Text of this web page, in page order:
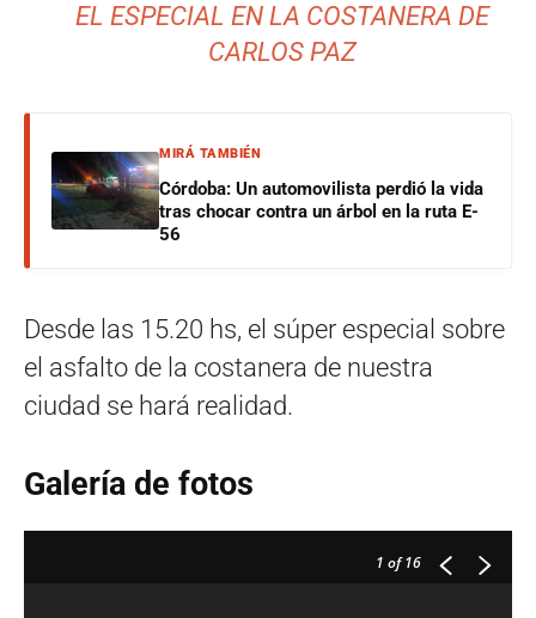
EL ESPECIAL EN LA COSTANERA DE
CARLOS PAZ
MIRÁ TAMBIÉN
Córdoba: Un automovilista perdió la vida
tras chocar contra un árbol en la ruta E-
56
Desde las 15.20 hs, el súper especial sobre
el asfalto de la costanera de nuestra
ciudad se hará realidad.
Galería de fotos
1 of 16